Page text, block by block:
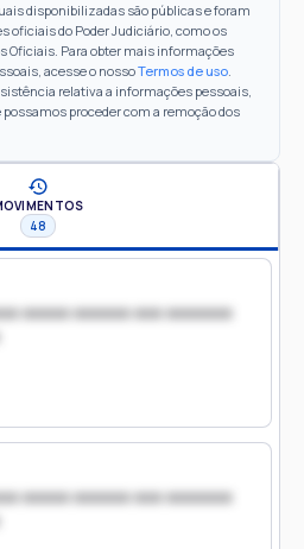
disponibilizadas são públicas e foram
oficiais do Poder Judiciário, como os
Oficiais. Para obter mais informações
acesse o nossoTermos de uso.
relativa a informações pessoais,
possamos proceder com a remoção dos
48
xxxxx xxxxxx xxx xxxxxxx
xxxxx xxxxxx xxx xxxxxxx